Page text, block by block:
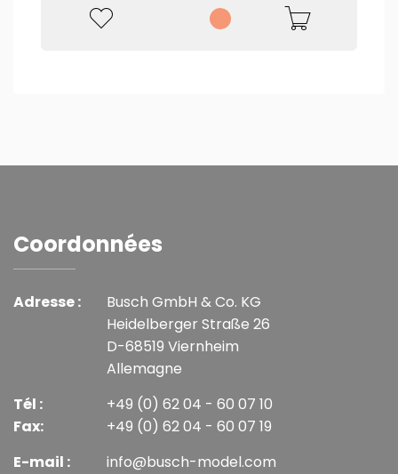
Coordonnées
Adresse :
Busch GmbH & Co. KG
Heidelberger Straße 26
D-68519 Viernheim
Allemagne
Tél :
Fax:
+49 (0) 62 04 - 60 07 10
+49 (0) 62 04 - 60 07 19
E-mail :
info@busch-model.com